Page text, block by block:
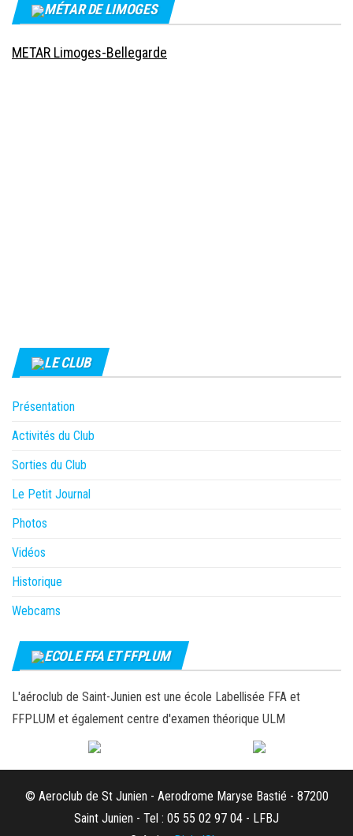
MÉTAR DE LIMOGES
METAR Limoges-Bellegarde
LE CLUB
Présentation
Activités du Club
Sorties du Club
Le Petit Journal
Photos
Vidéos
Historique
Webcams
ECOLE FFA ET FFPLUM
L'aéroclub de Saint-Junien est une école Labellisée FFA et
FFPLUM et également centre d'examen théorique ULM
© Aeroclub de St Junien - Aerodrome Maryse Bastié - 87200
Saint Junien - Tel : 05 55 02 97 04 - LFBJ